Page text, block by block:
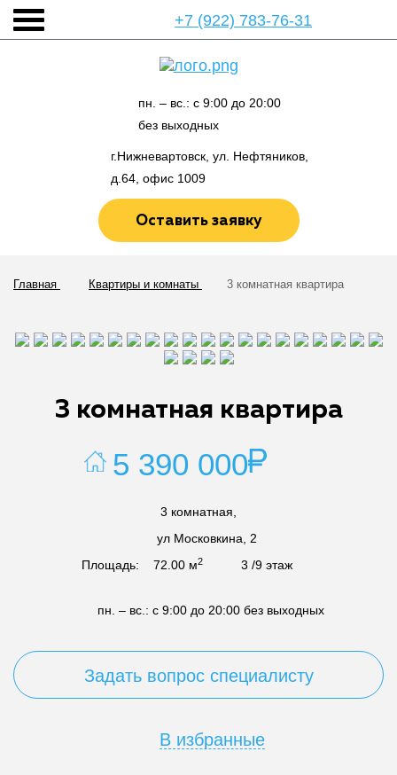
+7 (922) 783-76-31
пн. – вс.: с 9:00 до 20:00
без выходных
г.Нижневартовск, ул. Нефтяников,
д.64, офис 1009
Оставить заявку
Главная Квартиры и комнаты 3 комнатная квартира
3 комнатная квартира
5 390 000
3 комнатная,
ул Московкина, 2
Площадь:
72.00 м2 3 /9 этаж
пн. – вс.: с 9:00 до 20:00 без выходных
Задать вопрос специалисту
В избранные